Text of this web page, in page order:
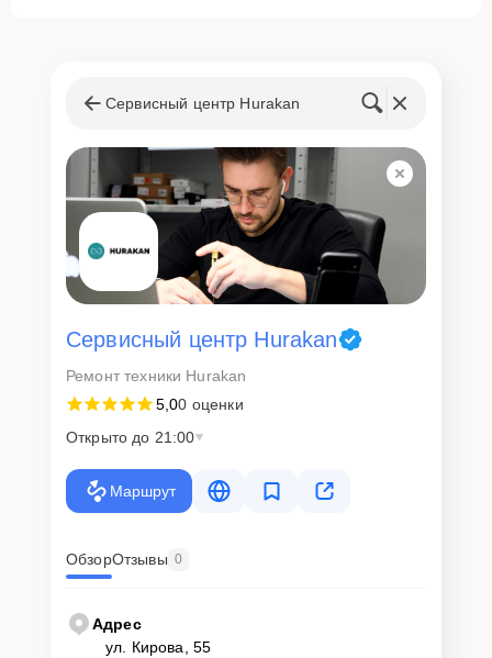
Сервисный центр Hurakan
Сервисный центр Hurakan
Ремонт техники Hurakan
5,00 оценки
Открыто до 21:00
Маршрут
ОбзорОтзывы 0
Адрес
ул. Кирова, 55